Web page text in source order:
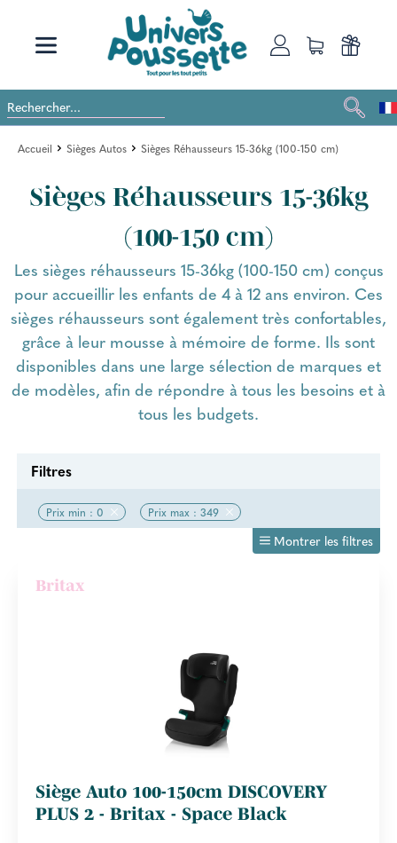
Accueil Sièges Autos Sièges Réhausseurs 15-36kg (100-150 cm)
Sièges Réhausseurs 15-36kg
(100-150 cm)
Les sièges réhausseurs 15-36kg (100-150 cm) conçus
pour accueillir les enfants de 4 à 12 ans environ. Ces
sièges réhausseurs sont également très confortables,
grâce à leur mousse à mémoire de forme. Ils sont
disponibles dans une large sélection de marques et
de modèles, afin de répondre à tous les besoins et à
tous les budgets.
Filtres
Prix min : 0 Prix max : 349
Montrer les filtres
Britax
Siège Auto 100-150cm DISCOVERY
PLUS 2 - Britax - Space Black